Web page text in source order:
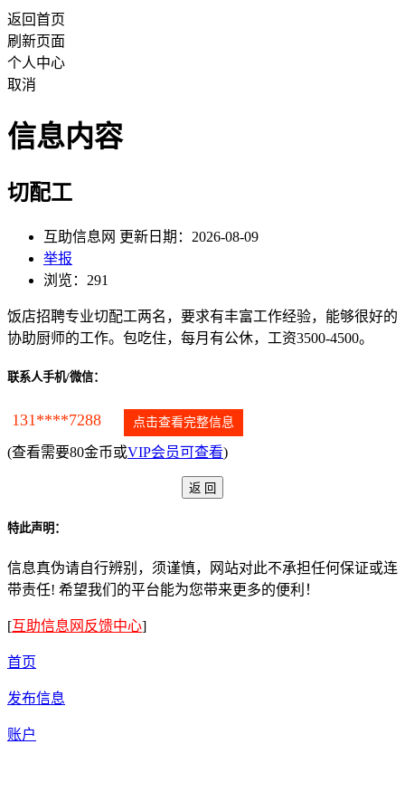
返回首页
刷新页面
个人中心
取消
信息内容
切配工
互助信息网 更新日期：2026-08-09
举报
浏览：291
饭店招聘专业切配工两名，要求有丰富工作经验，能够很好的
协助厨师的工作。包吃住，每月有公休，工资3500-4500。
联系人手机/微信：
131****7288 点击查看完整信息
(查看需要80金币或VIP会员可查看)
特此声明：
信息真伪请自行辨别，须谨慎，网站对此不承担任何保证或连
带责任! 希望我们的平台能为您带来更多的便利！
[互助信息网反馈中心]
首页
发布信息
账户